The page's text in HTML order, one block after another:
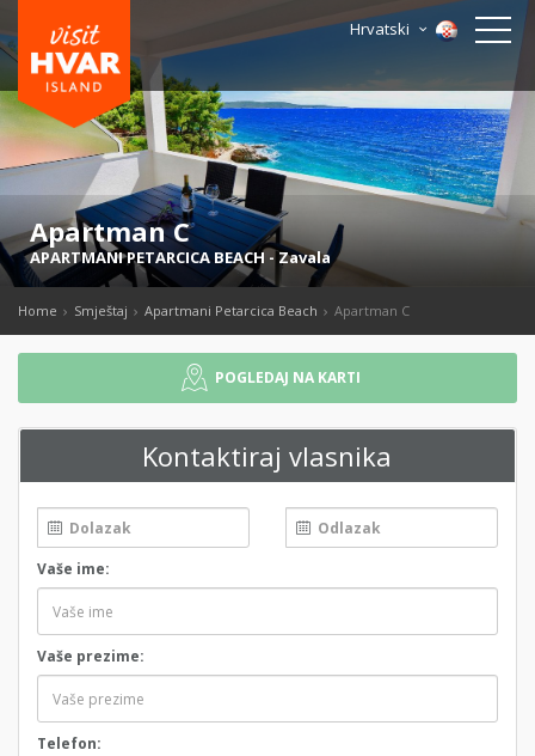
Hrvatski
Apartman C
APARTMANI PETARCICA BEACH -Zavala
Home Smještaj Apartmani Petarcica Beach Apartman C
POGLEDAJ NA KARTI
Kontaktiraj vlasnika
Vaše ime:
Vaše prezime:
Telefon: